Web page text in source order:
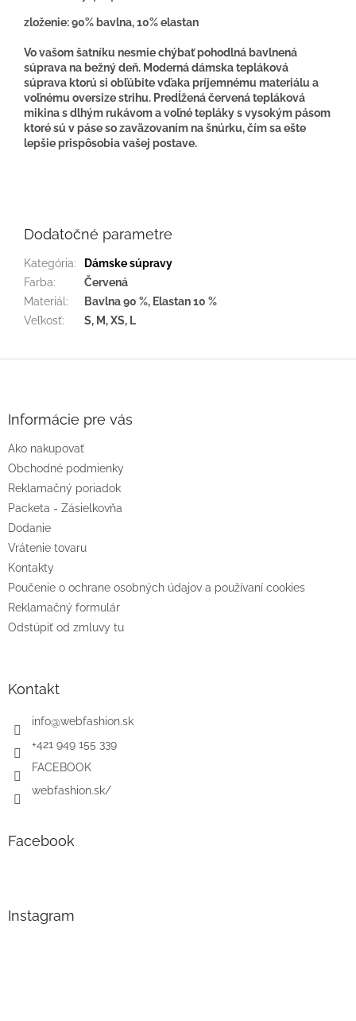
zloženie: 90% bavlna, 10% elastan
Vo vašom šatníku nesmie chýbať pohodlná bavlnená
súprava na bežný deň. Moderná dámska tepláková
súprava ktorú si obľúbite vďaka príjemnému materiálu a
voľnému oversize strihu. Predĺžená červená tepláková
mikina s dlhým rukávom a voľné tepláky s vysokým pásom
ktoré sú v páse so zaväzovaním na šnúrku, čím sa ešte
lepšie prispôsobia vašej postave.
Dodatočné parametre
Kategória:
Dámske súpravy
Farba:
Červená
Materiál:
Bavlna 90 %, Elastan 10 %
Veľkosť: S, M, XS, L
e
Informácie pre vás
Ako nakupovať
Obchodné podmienky
Reklamačný poriadok
Packeta - Zásielkovňa
Dodanie
Vrátenie tovaru
Kontakty
Poučenie o ochrane osobných údajov a používaní cookies
Reklamačný formulár
Odstúpiť od zmluvy tu
Kontakt
info@webfashion.sk
+421 949 155 339
FACEBOOK
webfashion.sk/
Facebook
Instagram